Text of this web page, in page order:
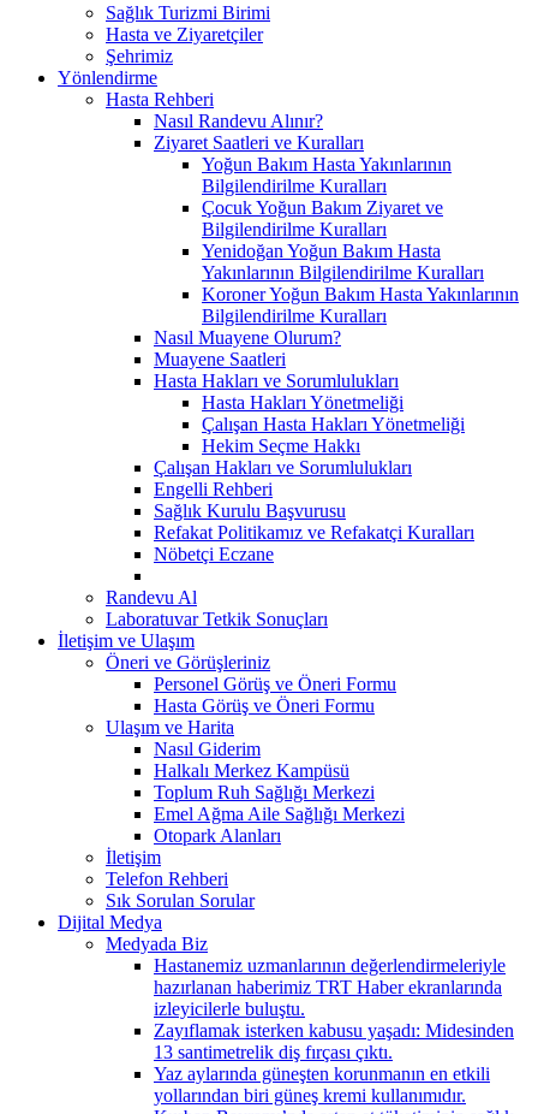
Sağlık Turizmi Birimi
Hasta ve Ziyaretçiler
Şehrimiz
Yönlendirme
Hasta Rehberi
Nasıl Randevu Alınır?
Ziyaret Saatleri ve Kuralları
Yoğun Bakım Hasta Yakınlarının
Bilgilendirilme Kuralları
Çocuk Yoğun Bakım Ziyaret ve
Bilgilendirilme Kuralları
Yenidoğan Yoğun Bakım Hasta
Yakınlarının Bilgilendirilme Kuralları
Koroner Yoğun Bakım Hasta Yakınlarının
Bilgilendirilme Kuralları
Nasıl Muayene Olurum?
Muayene Saatleri
Hasta Hakları ve Sorumlulukları
Hasta Hakları Yönetmeliği
Çalışan Hasta Hakları Yönetmeliği
Hekim Seçme Hakkı
Çalışan Hakları ve Sorumlulukları
Engelli Rehberi
Sağlık Kurulu Başvurusu
Refakat Politikamız ve Refakatçi Kuralları
Nöbetçi Eczane
Randevu Al
Laboratuvar Tetkik Sonuçları
İletişim ve Ulaşım
Öneri ve Görüşleriniz
Personel Görüş ve Öneri Formu
Hasta Görüş ve Öneri Formu
Ulaşım ve Harita
Nasıl Giderim
Halkalı Merkez Kampüsü
Toplum Ruh Sağlığı Merkezi
Emel Ağma Aile Sağlığı Merkezi
Otopark Alanları
İletişim
Telefon Rehberi
Sık Sorulan Sorular
Dijital Medya
Medyada Biz
Hastanemiz uzmanlarının değerlendirmeleriyle
hazırlanan haberimiz TRT Haber ekranlarında
izleyicilerle buluştu.
Zayıflamak isterken kabusu yaşadı: Midesinden
13 santimetrelik diş fırçası çıktı.
Yaz aylarında güneşten korunmanın en etkili
yollarından biri güneş kremi kullanımıdır.